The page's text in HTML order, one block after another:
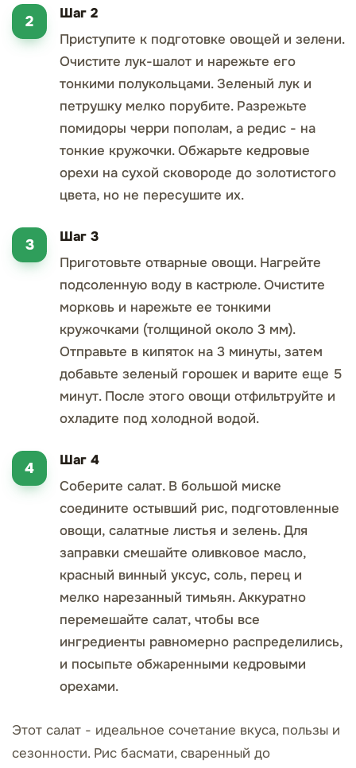
Шаг 2
Приступите к подготовке овощей и зелени.
Очистите лук-шалот и нарежьте его
тонкими полукольцами. Зеленый лук и
петрушку мелко порубите. Разрежьте
помидоры черри пополам, а редис - на
тонкие кружочки. Обжарьте кедровые
орехи на сухой сковороде до золотистого
цвета, но не пересушите их.
Шаг 3
Приготовьте отварные овощи. Нагрейте
подсоленную воду в кастрюле. Очистите
морковь и нарежьте ее тонкими
кружочками (толщиной около 3 мм).
Отправьте в кипяток на 3 минуты, затем
добавьте зеленый горошек и варите еще 5
минут. После этого овощи отфильтруйте и
охладите под холодной водой.
Шаг 4
Соберите салат. В большой миске
соедините остывший рис, подготовленные
овощи, салатные листья и зелень. Для
заправки смешайте оливковое масло,
красный винный уксус, соль, перец и
мелко нарезанный тимьян. Аккуратно
перемешайте салат, чтобы все
ингредиенты равномерно распределились,
и посыпьте обжаренными кедровыми
орехами.
Этот салат - идеальное сочетание вкуса, пользы и
сезонности. Рис басмати, сваренный до